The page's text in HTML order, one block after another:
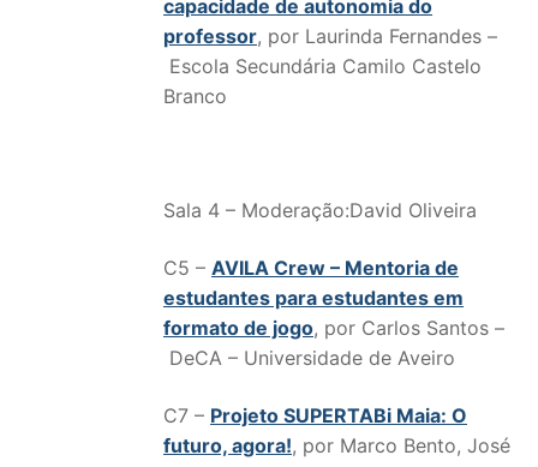
capacidade de autonomia do
professor, por Laurinda Fernandes –
Escola Secundária Camilo Castelo
Branco
Sala 4 – Moderação:David Oliveira
C5 – AVILA Crew – Mentoria de
estudantes para estudantes em
formato de jogo, por Carlos Santos –
DeCA – Universidade de Aveiro
C7 – Projeto SUPERTABi Maia: O
futuro, agora!, por Marco Bento, José